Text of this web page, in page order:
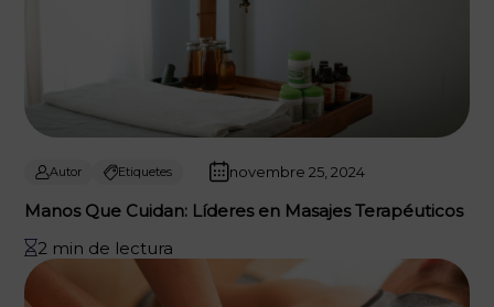
Autor Etiquetes novembre 25, 2024
Manos Que Cuidan: Líderes en Masajes Terapéuticos
2 min de lectura